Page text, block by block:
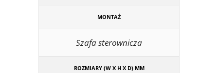
MONTAŻ
Szafa sterownicza
ROZMIARY (W X H X D) MM